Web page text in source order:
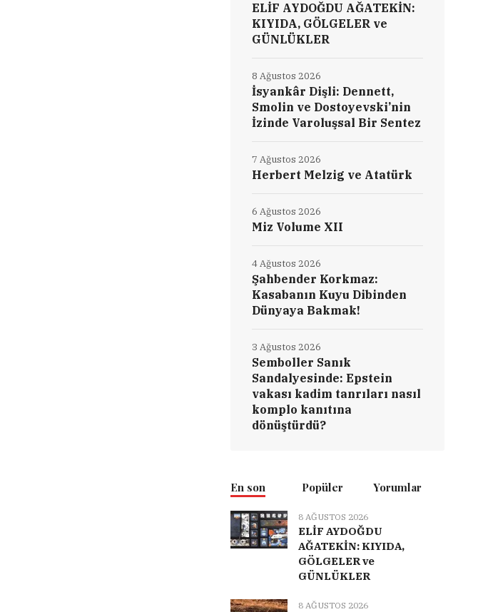
ELİF AYDOĞDU AĞATEKİN:
KIYIDA, GÖLGELER ve
GÜNLÜKLER
İsyankâr Dişli: Dennett,
Smolin ve Dostoyevski’nin
İzinde Varoluşsal Bir Sentez
8 Ağustos 2026
Herbert Melzig ve Atatürk
7 Ağustos 2026
Miz Volume XII
6 Ağustos 2026
Şahbender Korkmaz:
Kasabanın Kuyu Dibinden
Dünyaya Bakmak!
4 Ağustos 2026
Semboller Sanık
Sandalyesinde: Epstein
vakası kadim tanrıları nasıl
komplo kanıtına
dönüştürdü?
3 Ağustos 2026
En son Popüler Yorumlar
8 AĞUSTOS 2026
ELİF AYDOĞDU
AĞATEKİN: KIYIDA,
GÖLGELER ve
GÜNLÜKLER
8 AĞUSTOS 2026